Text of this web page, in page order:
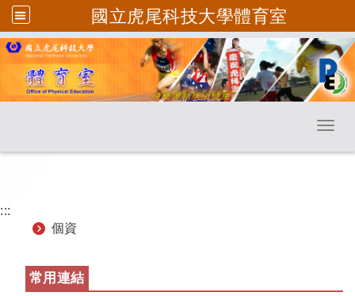
國立虎尾科技大學體育室
跳到主要內容
:::
個資
常用連結